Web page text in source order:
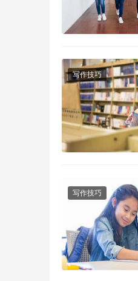
写作技巧
写作技巧